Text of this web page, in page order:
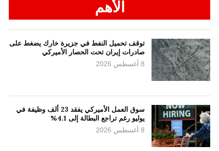
الأهم
توقف تحميل النفط في جزيرة خارك يضغط على
صادرات إيران تحت الحصار الأميركي
8 أغسطس 2026
سوق العمل الأميركي يفقد 23 ألف وظيفة في
يوليو رغم تراجع البطالة إلى 4.1%
8 أغسطس 2026